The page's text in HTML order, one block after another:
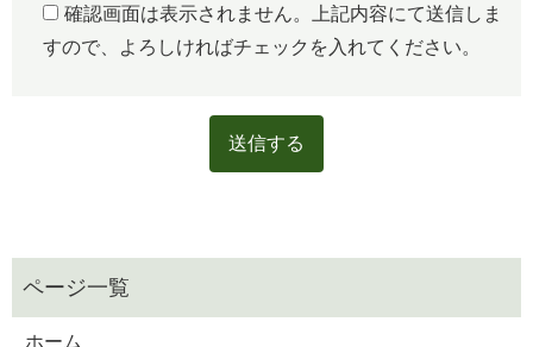
確認画面は表示されません。上記内容にて送信しま
すので、よろしければチェックを入れてください。
ホーム